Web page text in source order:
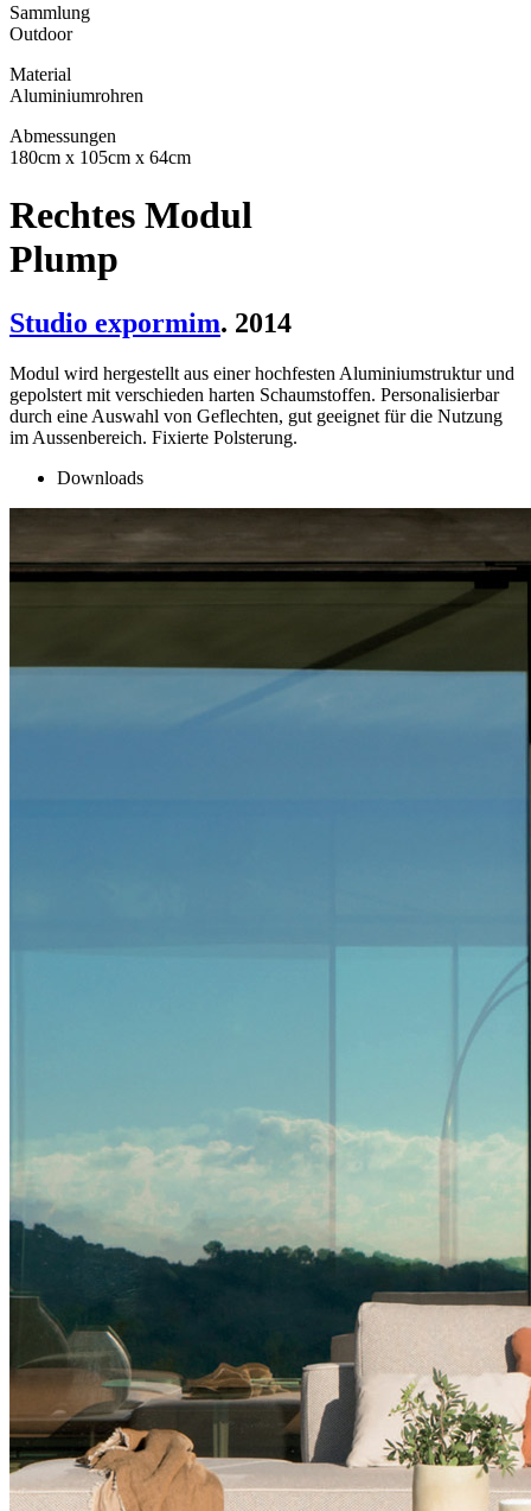
Sammlung
Outdoor
Material
Aluminiumrohren
Abmessungen
180cm x 105cm x 64cm
Rechtes Modul
Plump
Studio expormim. 2014
Modul wird hergestellt aus einer hochfesten Aluminiumstruktur und
gepolstert mit verschieden harten Schaumstoffen. Personalisierbar
durch eine Auswahl von Geflechten, gut geeignet für die Nutzung
im Aussenbereich. Fixierte Polsterung.
Downloads